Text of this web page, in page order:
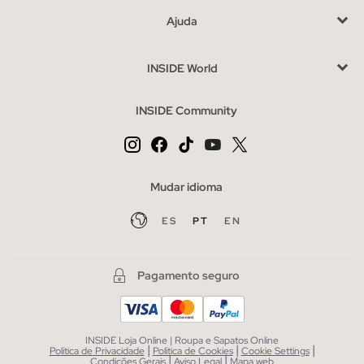
Compra roupa de malha para homem na INSIDE
Ajuda
INSIDE World
INSIDE Community
Mudar idioma
ES PT EN
Pagamento seguro
INSIDE Loja Online | Roupa e Sapatos Online
Política de Privacidade | Política de Cookies | Cookie Settings |
| |